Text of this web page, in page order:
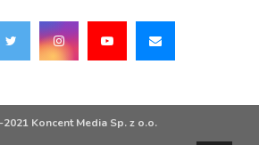
Koncent Media Sp. z o.o.